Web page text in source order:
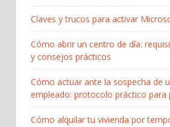
Claves y trucos para activar
Cómo abrir un centro de día:
y consejos prácticos
Cómo actuar ante la sospecha de
empleado: protocolo práctico para
Cómo alquilar tu vivienda por